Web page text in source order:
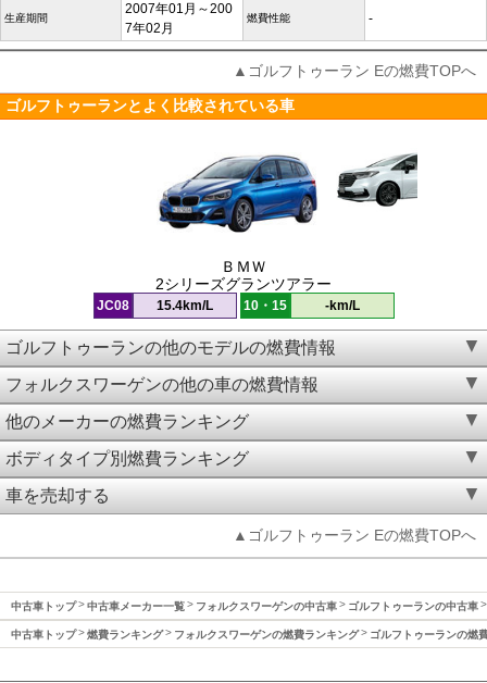
生産期間
2007年01月～200
7年02月
燃費性能 -
▲ゴルフトゥーラン Eの燃費TOPへ
ゴルフトゥーランとよく比較されている車
ＢＭＷ
2シリーズグランツアラー
JC08 15.4km/L 10・15 -km/L
ゴルフトゥーランの他のモデルの燃費情報
フォルクスワーゲンの他の車の燃費情報
他のメーカーの燃費ランキング
ボディタイプ別燃費ランキング
車を売却する
▲ゴルフトゥーラン Eの燃費TOPへ
中古車トップ 中古車メーカー一覧 フォルクスワーゲンの中古車 ゴルフトゥーランの中古車
中古車トップ 燃費ランキング フォルクスワーゲンの燃費ランキング ゴルフトゥーランの燃